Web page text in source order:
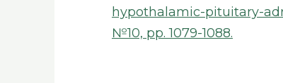
hypothalamic-pituitary-
№10, pp. 1079-1088.